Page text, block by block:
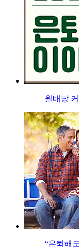
월배당
“은퇴해